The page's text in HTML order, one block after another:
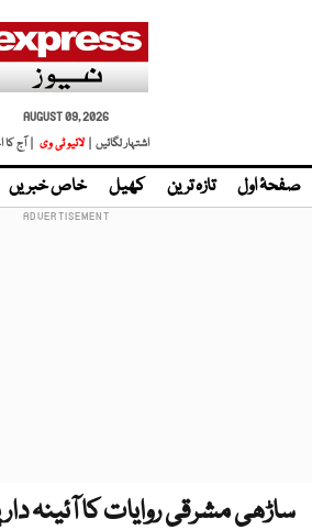
AUGUST 09, 2026
اشتہار لگائیں |
لائیو ٹی وی | آج کا
صفحۂ اول تازہ ترین کھیل خاص خبریں
ساڑھی مشرقی روایات کا آئینہ دار